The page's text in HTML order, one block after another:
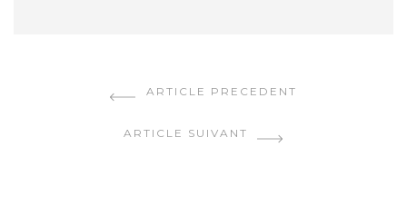
CONTINUER LA LECTURE
ARTICLE PRECEDENT
ARTICLE SUIVANT